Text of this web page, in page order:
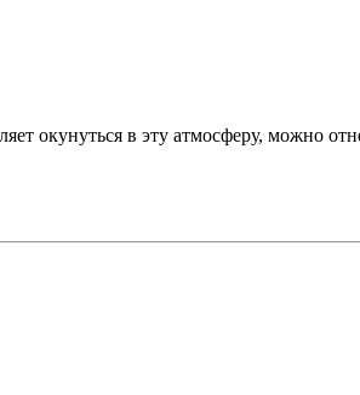
окунуться в эту атмосферу, можно